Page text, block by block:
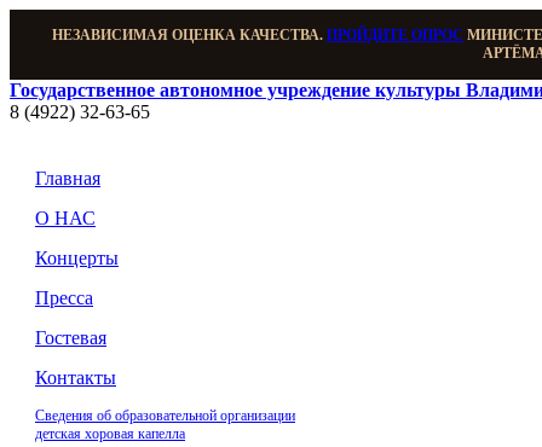
НЕЗАВИСИМАЯ ОЦЕНКА КАЧЕСТВА. ПРОЙДИТЕ ОПРОС
Государственное автономное учреждение культуры
8 (4922) 32-63-65
Главная
О НАС
Концерты
Пресса
Гостевая
Контакты
Сведения об образовательной организации
детская хоровая капелла